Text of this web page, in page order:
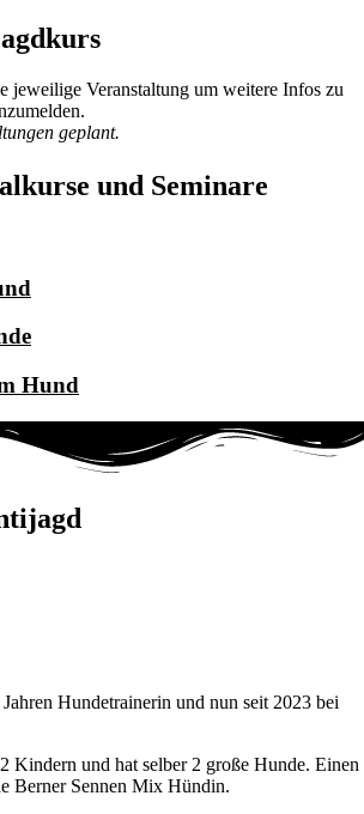
jeweilige Veranstaltung um weitere Infos zu
geplant.
und Seminare
Hund
Hundetrainerin und nun seit 2023 bei
Kindern und hat selber 2 große Hunde. Einen
Berner Sennen Mix Hündin.